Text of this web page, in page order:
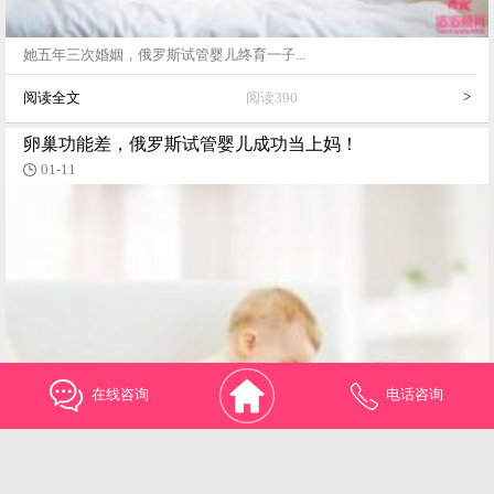
她五年三次婚姻，俄罗斯试管婴儿终育一子...
阅读全文 阅读390 >
卵巢功能差，俄罗斯试管婴儿成功当上妈！
01-11
在线咨询 电话咨询